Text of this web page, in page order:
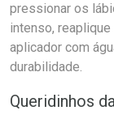
pressionar os
intenso,
aplicador com
durabilidade.
Queridinhos